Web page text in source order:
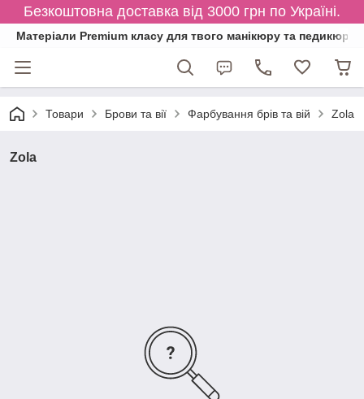
Безкоштовна доставка від 3000 грн по Україні.
Матеріали Premium класу для твого манікюру та педикюру
Товари Брови та вії Фарбування брів та вій Zola
Zola